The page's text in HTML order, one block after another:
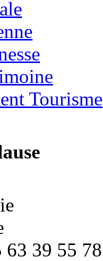
Tourisme
39 55 78